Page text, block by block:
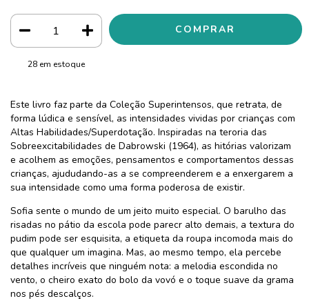
28em estoque
Este livro faz parte da Coleção Superintensos, que retrata, de
forma lúdica e sensível, as intensidades vividas por crianças com
Altas Habilidades/Superdotação. Inspiradas na teroria das
Sobreexcitabilidades de Dabrowski (1964), as hitórias valorizam
e acolhem as emoções, pensamentos e comportamentos dessas
crianças, ajududando-as a se compreenderem e a enxergarem a
sua intensidade como uma forma poderosa de existir.
Sofia sente o mundo de um jeito muito especial. O barulho das
risadas no pátio da escola pode parecr alto demais, a textura do
pudim pode ser esquisita, a etiqueta da roupa incomoda mais do
que qualquer um imagina. Mas, ao mesmo tempo, ela percebe
detalhes incríveis que ninguém nota: a melodia escondida no
vento, o cheiro exato do bolo da vovó e o toque suave da grama
nos pés descalços.